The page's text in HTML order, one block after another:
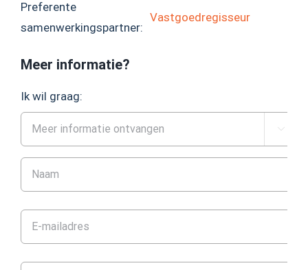
Preferente
samenwerkingspartner:
Vastgoedregisseur
Meer informatie?
Ik wil graag:
